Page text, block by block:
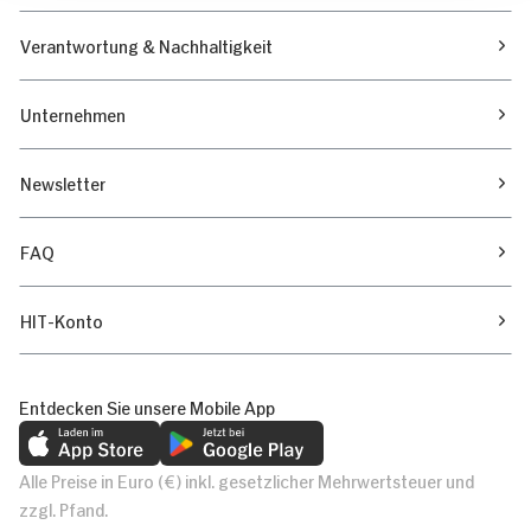
Verantwortung & Nachhaltigkeit
Unternehmen
Newsletter
FAQ
HIT-Konto
Entdecken Sie unsere Mobile App
Alle Preise in Euro (€) inkl. gesetzlicher Mehrwertsteuer und
zzgl. Pfand.